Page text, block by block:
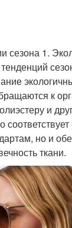
сезона 1.
к
и
но и
ткани.